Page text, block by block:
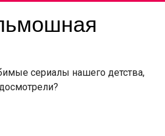
сериалы нашего детства,